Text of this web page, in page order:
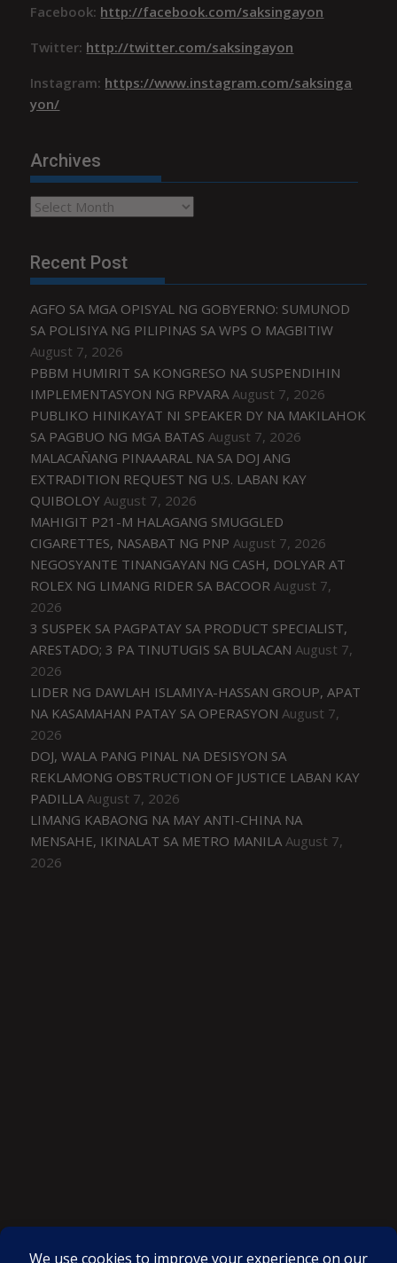
Facebook: http://facebook.com/saksingayon
Twitter: http://twitter.com/saksingayon
Instagram: https://www.instagram.com/saksinga
yon/
Archives
Archives
Recent Post
AGFO SA MGA OPISYAL NG GOBYERNO: SUMUNOD
SA POLISIYA NG PILIPINAS SA WPS O MAGBITIW
August 7, 2026
PBBM HUMIRIT SA KONGRESO NA SUSPENDIHIN
IMPLEMENTASYON NG RPVARA August 7, 2026
PUBLIKO HINIKAYAT NI SPEAKER DY NA MAKILAHOK
SA PAGBUO NG MGA BATAS August 7, 2026
MALACAÑANG PINAAARAL NA SA DOJ ANG
EXTRADITION REQUEST NG U.S. LABAN KAY
QUIBOLOY August 7, 2026
MAHIGIT P21-M HALAGANG SMUGGLED
CIGARETTES, NASABAT NG PNP August 7, 2026
NEGOSYANTE TINANGAYAN NG CASH, DOLYAR AT
ROLEX NG LIMANG RIDER SA BACOOR August 7,
2026
3 SUSPEK SA PAGPATAY SA PRODUCT SPECIALIST,
ARESTADO; 3 PA TINUTUGIS SA BULACAN August 7,
2026
LIDER NG DAWLAH ISLAMIYA-HASSAN GROUP, APAT
NA KASAMAHAN PATAY SA OPERASYON August 7,
2026
DOJ, WALA PANG PINAL NA DESISYON SA
REKLAMONG OBSTRUCTION OF JUSTICE LABAN KAY
PADILLA August 7, 2026
LIMANG KABAONG NA MAY ANTI-CHINA NA
MENSAHE, IKINALAT SA METRO MANILA August 7,
2026